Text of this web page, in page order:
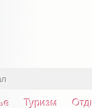
Туризм